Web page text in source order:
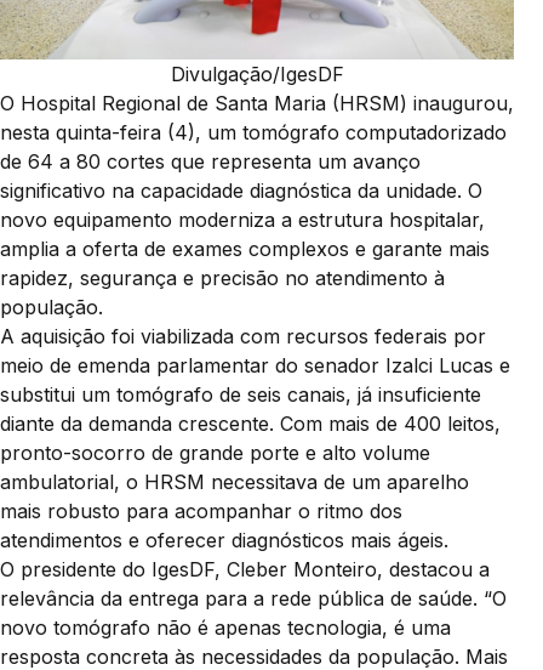
Divulgação/IgesDF
O Hospital Regional de Santa Maria (HRSM) inaugurou,
nesta quinta-feira (4), um tomógrafo computadorizado
de 64 a 80 cortes que representa um avanço
significativo na capacidade diagnóstica da unidade. O
novo equipamento moderniza a estrutura hospitalar,
amplia a oferta de exames complexos e garante mais
rapidez, segurança e precisão no atendimento à
população.
A aquisição foi viabilizada com recursos federais por
meio de emenda parlamentar do senador Izalci Lucas e
substitui um tomógrafo de seis canais, já insuficiente
diante da demanda crescente. Com mais de 400 leitos,
pronto-socorro de grande porte e alto volume
ambulatorial, o HRSM necessitava de um aparelho
mais robusto para acompanhar o ritmo dos
atendimentos e oferecer diagnósticos mais ágeis.
O presidente do IgesDF, Cleber Monteiro, destacou a
relevância da entrega para a rede pública de saúde. “O
novo tomógrafo não é apenas tecnologia, é uma
resposta concreta às necessidades da população. Mais